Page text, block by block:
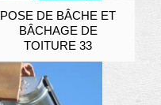
POSE DE BÂCHE ET
BÂCHAGE DE
TOITURE 33